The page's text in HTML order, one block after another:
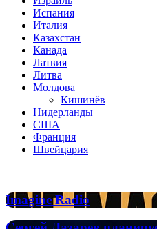
Испания
Италия
Казахстан
Канада
Латвия
Литва
Молдова
Кишинёв
Нидерланды
США
Франция
Швейцария
Imagine
Radio
Imagine Radio
Сергей